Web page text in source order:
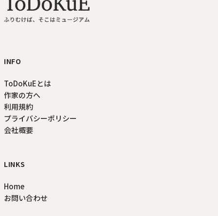
INFO
ToDoKuEとは
作家の方へ
利用規約
プライバシーポリシー
会社概要
LINKS
Home
お問い合わせ